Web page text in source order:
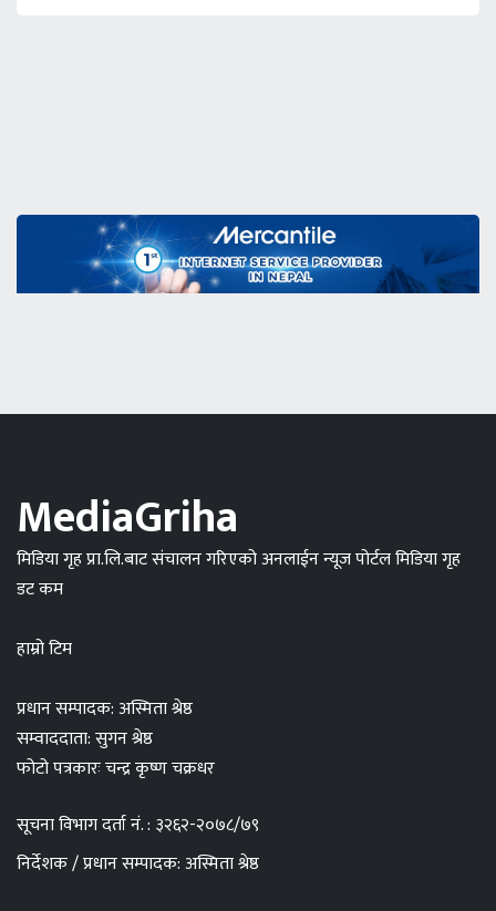
MediaGriha
मिडिया गृह प्रा.लि.बाट संचालन गरिएको अनलाईन न्यूज पोर्टल मिडिया गृह
डट कम
हाम्रो टिम
प्रधान सम्पादक: अस्मिता श्रेष्ठ
सम्वाददाता: सुगन श्रेष्ठ
फोटो पत्रकारः चन्द्र कृष्ण चक्रधर
सूचना विभाग दर्ता नं. : ३२६२-२०७८/७९
निर्देशक / प्रधान सम्पादक: अस्मिता श्रेष्ठ